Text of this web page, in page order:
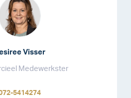
Visser
Medewerkster
5414274